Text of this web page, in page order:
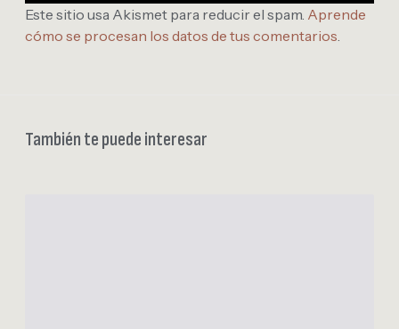
Este sitio usa Akismet para reducir el spam. Aprende
cómo se procesan los datos de tus comentarios.
También te puede interesar